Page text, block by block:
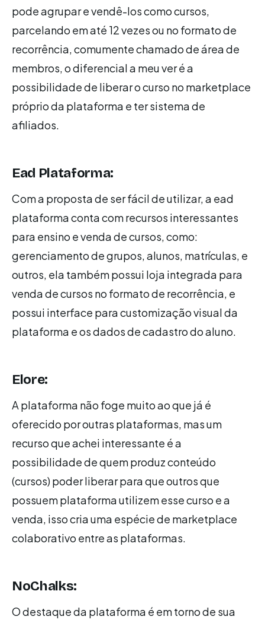
pode agrupar e vendê-los como cursos,
parcelando em até 12 vezes ou no formato de
recorrência, comumente chamado de área de
membros, o diferencial a meu ver é a
possibilidade de liberar o curso no marketplace
próprio da plataforma e ter sistema de
afiliados.
Ead Plataforma:
Com a proposta de ser fácil de utilizar, a ead
plataforma conta com recursos interessantes
para ensino e venda de cursos, como:
gerenciamento de grupos, alunos, matrículas, e
outros, ela também possui loja integrada para
venda de cursos no formato de recorrência, e
possui interface para customização visual da
plataforma e os dados de cadastro do aluno.
Elore:
A plataforma não foge muito ao que já é
oferecido por outras plataformas, mas um
recurso que achei interessante é a
possibilidade de quem produz conteúdo
(cursos) poder liberar para que outros que
possuem plataforma utilizem esse curso e a
venda, isso cria uma espécie de marketplace
colaborativo entre as plataformas.
NoChalks:
O destaque da plataforma é em torno de sua